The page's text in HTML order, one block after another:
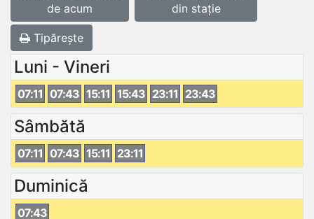
de acum
din stație
Tipărește
Luni - Vineri
07:11 07:43 15:11 15:43 23:11 23:43
Sâmbătă
07:11 07:43 15:11 23:11
Duminică
07:43